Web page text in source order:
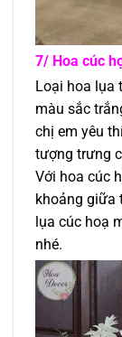
7/ Hoa cúc
Loại hoa lụa
màu sắc
chị em yêu
tượng trưng
Với hoa cúc
khoảng giữa
lụa cúc hoạ
nhé.